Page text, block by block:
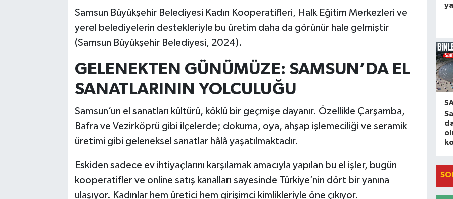
Samsun Büyükşehir Belediyesi Kadın Kooperatifleri, Halk Eğitim Merkezleri ve
yerel belediyelerin destekleriyle bu üretim daha da görünür hale gelmiştir
(Samsun Büyükşehir Belediyesi, 2024).
GELENEKTEN GÜNÜMÜZE: SAMSUN’DA EL
SANATLARININ YOLCULUĞU
Samsun’un el sanatları kültürü, köklü bir geçmişe dayanır. Özellikle Çarşamba,
Bafra ve Vezirköprü gibi ilçelerde; dokuma, oya, ahşap işlemeciliği ve seramik
üretimi gibi geleneksel sanatlar hâlâ yaşatılmaktadır.
Eskiden sadece ev ihtiyaçlarını karşılamak amacıyla yapılan bu el işler, bugün
kooperatifler ve online satış kanalları sayesinde Türkiye’nin dört bir yanına
ulaşıyor. Kadınlar hem üretici hem girişimci kimlikleriyle öne çıkıyor.